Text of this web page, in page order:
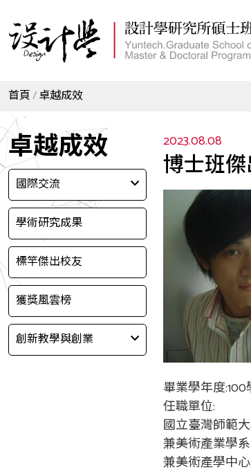
首頁 卓越成效
卓越成效
國際交流
學術研究成果
標竿傑出校友
獲獎風雲榜
創新教學與創業
2023.08.08
博士班
畢業學年度
任職單位:
國立臺灣師範
兼美術產業學
兼美術產學中